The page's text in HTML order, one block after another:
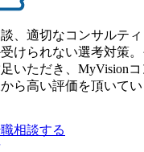
、適切なコンサルテ
けられない選考対策
いただき、MyVision
ら高い評価を頂いてい
相談する